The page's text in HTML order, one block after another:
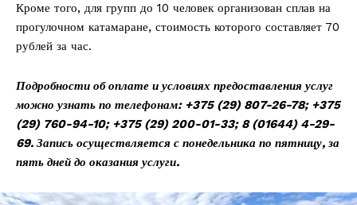
Кроме того, для групп до 10 человек организован сплав на
прогулочном катамаране, стоимость которого составляет 70
рублей за час.
Подробности об оплате и условиях предоставления услуг
можно узнать по телефонам: +375 (29) 807-26-78; +375
(29) 760-94-10; +375 (29) 200-01-33; 8 (01644) 4-29-
69. Запись осуществляется с понедельника по пятницу, за
пять дней до оказания услуги.